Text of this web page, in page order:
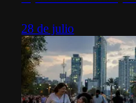
28 de julio